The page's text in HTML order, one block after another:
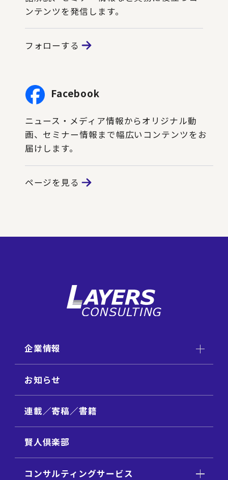
ンテンツを発信します。
フォローする
Facebook
ニュース・メディア情報からオリジナル動
画、セミナー情報まで幅広いコンテンツをお
届けします。
ページを見る
企業情報
お知らせ
連載／寄稿／書籍
賢人倶楽部
コンサルティングサービス